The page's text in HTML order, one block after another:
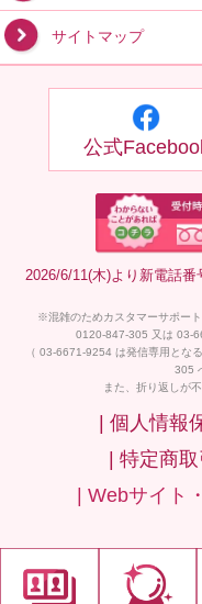
サイトマップ
公式
2026/6/11(木)より新電話
※混雑のためカスタマーサポー
0120-847-305 又は 03-
（ 03-6671-9254 は発信専用とな
305
また、折り返しが
| 個人情報
| 特定商
| Webサイト